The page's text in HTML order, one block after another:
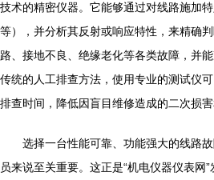
技术的精密仪器。它能够通过对线路施加
等），并分析其反射或响应特性，来精确
路、接地不良、绝缘老化等各类故障，并
传统的人工排查方法，使用专业的测试仪
排查时间，降低因盲目维修造成的二次损害
选择一台性能可靠、功能强大的线路
员来说至关重要。这正是“机电仪器仪表网